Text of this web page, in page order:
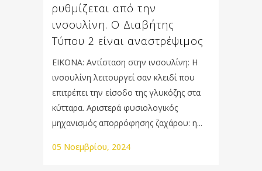
ρυθμίζεται από την
ινσουλίνη. Ο Διαβήτης
Τύπου 2 είναι αναστρέψιμος
EIKONA: Αντίσταση στην ινσουλίνη: Η
ινσουλίνη λειτουργεί σαν κλειδί που
επιτρέπει την είσοδο της γλυκόζης στα
κύτταρα. Αριστερά φυσιολογικός
μηχανισμός απορρόφησης ζαχάρου: η...
05 Νοεμβρίου, 2024